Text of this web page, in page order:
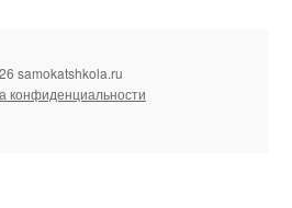
samokatshkola.ru
конфиденциальности